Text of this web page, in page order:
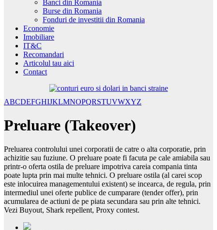
Banci din Romania
Burse din Romania
Fonduri de investitii din Romania
Economie
Imobiliare
IT&C
Recomandari
Articolul tau aici
Contact
ABCDEFGHIJKLMNOPQRSTUVWXYZ
Preluare (Takeover)
Preluarea controlului unei corporatii de catre o alta corporatie, prin
achizitie sau fuziune. O preluare poate fi facuta pe cale amiabila sau
printr-o oferta ostila de preluare impotriva careia compania tinta
poate lupta prin mai multe tehnici. O preluare ostila (al carei scop
este inlocuirea managementului existent) se incearca, de regula, prin
intermediul unei oferte publice de cumparare (tender offer), prin
acumularea de actiuni de pe piata secundara sau prin alte tehnici.
Vezi Buyout, Shark repellent, Proxy contest.